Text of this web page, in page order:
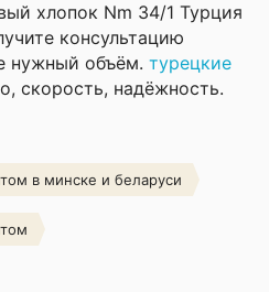
хлопок Nm 34/1 Турция
консультацию
нужный объём. турецкие
скорость, надёжность.
в минске и беларуси